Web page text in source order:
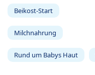
Beikost-Start
Milchnahrung
Rund um Babys Haut